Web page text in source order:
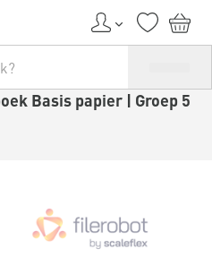
Basis papier | Groep 5